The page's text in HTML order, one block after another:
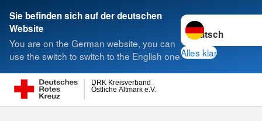
Sie befinden sich auf der deutschen
Website
You are on the German website, you can
use the switch to switch to the English one
Sprache wechseln
Alles klar
Östliche Altmark e.V.
DRK Kreisverband
Suche
Kreisverbände